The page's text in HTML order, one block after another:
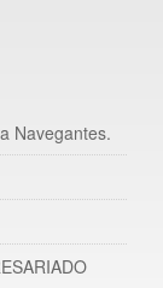
Navegantes.